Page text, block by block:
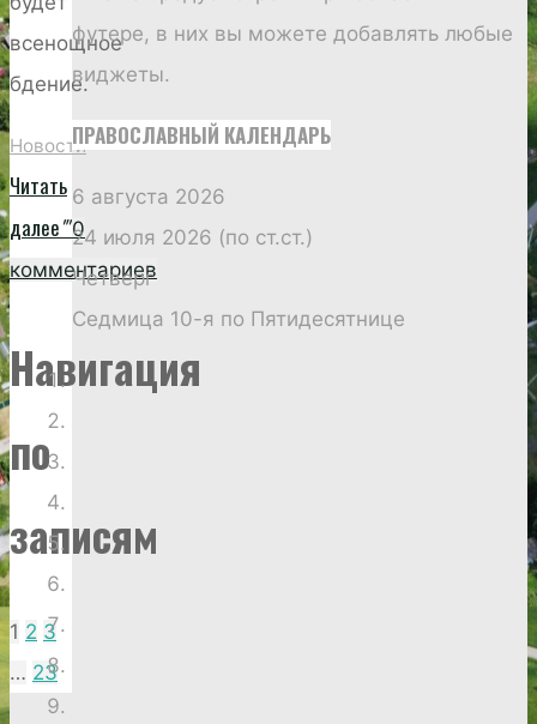
всенощное
бдение.
Новости
Читать
далее""0
комментариев
Навигация
по
записям
1 2 3
… 23
футере, в них вы можете добавлять любые
виджеты.
ПРАВОСЛАВНЫЙ КАЛЕНДАРЬ
6 августа 2026
24 июля 2026 (по ст.ст.)
Четверг
Седмица 10-я по Пятидесятнице